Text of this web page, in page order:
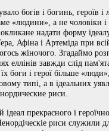
богів і богинь,
«людини», а не чоловіки
надати форму
і Артеміда при
жіночого. Згадаймо
еллінів завжди слід
боги і герої більше
типі, а в ідеальних
риси.
ідеал прекрасного і
риси служили